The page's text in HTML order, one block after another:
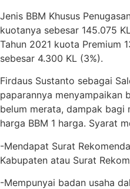
Jenis BBM Khusus
kuotanya sebesar 145.075
Tahun 2021 kuota Premium
sebesar 4.300 KL (3%).
Firdaus Sustanto sebagai
paparannya menyampaikan
belum merata, dampak bagi
harga BBM 1 harga. Syarat
-Mendapat Surat
Kabupaten atau Surat
-Mempunyai badan usaha